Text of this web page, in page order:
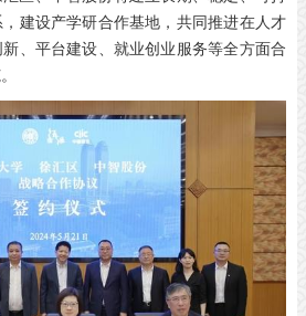
建设产学研合作基地，共同推进在人才
、平台建设、就业创业服务等全方面合